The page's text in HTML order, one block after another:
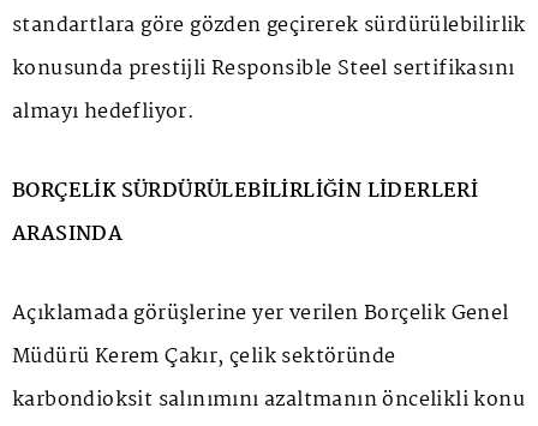
standartlara göre gözden geçirerek sürdürülebilirlik
konusunda prestijli Responsible Steel sertifikasını
almayı hedefliyor.
BORÇELİK SÜRDÜRÜLEBİLİRLİĞİN LİDERLERİ
ARASINDA
Açıklamada görüşlerine yer verilen Borçelik Genel
Müdürü Kerem Çakır, çelik sektöründe
karbondioksit salınımını azaltmanın öncelikli konu